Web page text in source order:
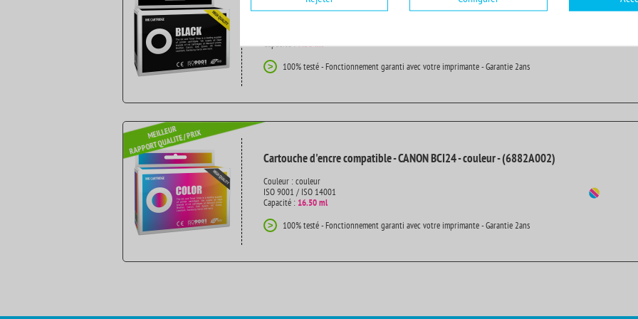
Capacité :9.50 ml
> 100% testé - Fonctionnement garanti avec votre imprimante - Garantie 2ans
Cartouche d'encre compatible - CANON BCI24 - couleur - (6882A002)
Couleur : couleur
ISO 9001 / ISO 14001
Capacité : 16.50 ml
> 100% testé - Fonctionnement garanti avec votre imprimante - Garantie 2ans